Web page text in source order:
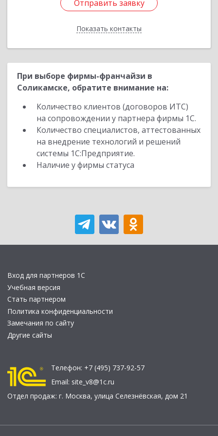
Отправить заявку
Показать контакты
Отправить заявку
Назад
При выборе фирмы-франчайзи в
Соликамске, обратите внимание на:
Количество клиентов (договоров ИТС)
на сопровождении у партнера фирмы 1С.
Количество специалистов, аттестованных
на внедрение технологий и решений
системы 1С:Предприятие.
Наличие у фирмы статуса
Вход для партнеров 1С
Учебная версия
Стать партнером
Политика конфиденциальности
Замечания по сайту
Другие сайты
Телефон: +7 (495) 737-92-57
Email: site_v8@1c.ru
Отдел продаж: г. Москва, улица Селезнёвская, дом 21